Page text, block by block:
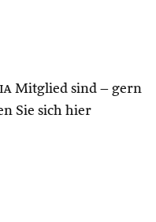
Mitglied sind – gern
Sie sich hier